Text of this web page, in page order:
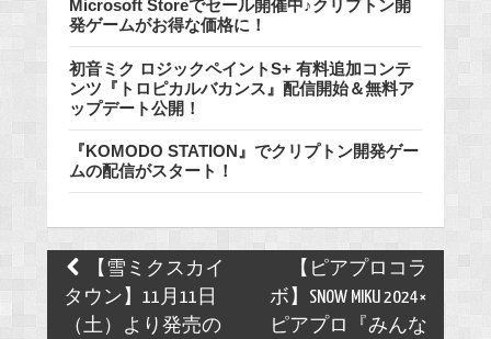
Microsoft Storeでセール開催中♪クリプトン開
発ゲームがお得な価格に！
初音ミク ロジックペイントS+ 有料追加コンテ
ンツ『トロピカルバカンス』配信開始＆無料ア
ップデート公開！
『KOMODO STATION』でクリプトン開発ゲー
ムの配信がスタート！
Post
navigation
【雪ミクスカイ
タウン】11月11日
（土）より発売の
【ピアプロコラ
ボ】SNOW MIKU 2024×
ピアプロ『みんな